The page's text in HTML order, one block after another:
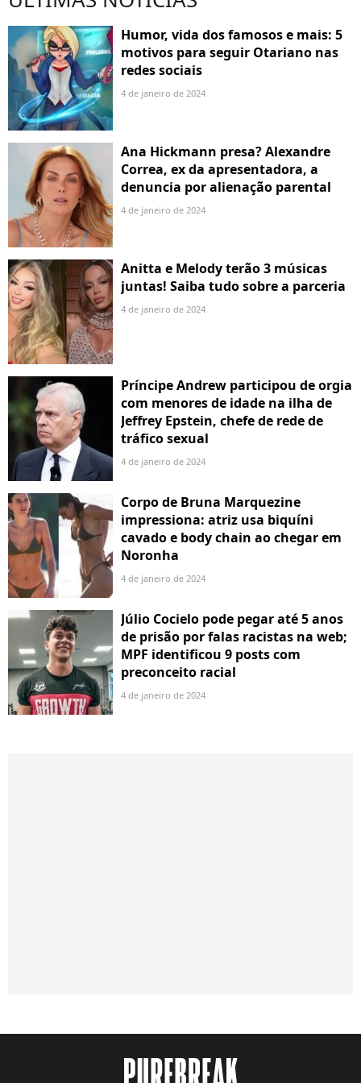
Humor, vida dos famosos e mais: 5
motivos para seguir Otariano nas
redes sociais
4 de janeiro de 2024
Ana Hickmann presa? Alexandre
Correa, ex da apresentadora, a
denuncia por alienação parental
4 de janeiro de 2024
Anitta e Melody terão 3 músicas
juntas! Saiba tudo sobre a parceria
4 de janeiro de 2024
Príncipe Andrew participou de orgia
com menores de idade na ilha de
Jeffrey Epstein, chefe de rede de
tráfico sexual
4 de janeiro de 2024
Corpo de Bruna Marquezine
impressiona: atriz usa biquíni
cavado e body chain ao chegar em
Noronha
4 de janeiro de 2024
Júlio Cocielo pode pegar até 5 anos
de prisão por falas racistas na web;
MPF identificou 9 posts com
preconceito racial
4 de janeiro de 2024